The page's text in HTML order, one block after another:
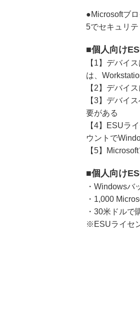
●Microsoftブ
5でセキュリ
■個人向け
【1】デバイ
は、
【2】デバイ
【3】デバイ
要がある
【4】ESUラ
ウントで
【5】
■個人向け
・Windowsバ
・1,000
・30米ドルで
※ESUライセ